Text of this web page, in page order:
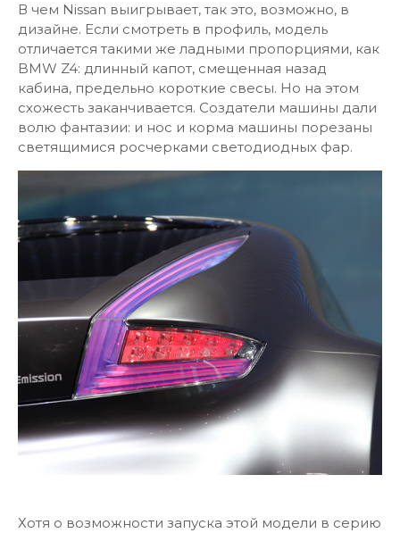
В чем Nissan выигрывает, так это, возможно, в
дизайне. Если смотреть в профиль, модель
отличается такими же ладными пропорциями, как
BMW Z4: длинный капот, смещенная назад
кабина, предельно короткие свесы. Но на этом
схожесть заканчивается. Создатели машины дали
волю фантазии: и нос и корма машины порезаны
светящимися росчерками светодиодных фар.
Хотя о возможности запуска этой модели в серию